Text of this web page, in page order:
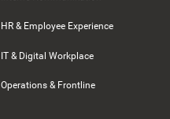
HR & Employee Experience
IT & Digital Workplace
Operations & Frontline